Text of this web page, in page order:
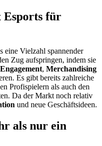
Esports für
eine Vielzahl spannender
Zug aufspringen, indem sie
, Merchandising
Es gibt bereits zahlreiche
Profispielern als auch den
Da der Markt noch relativ
und neue Geschäftsideen.
als nur ein